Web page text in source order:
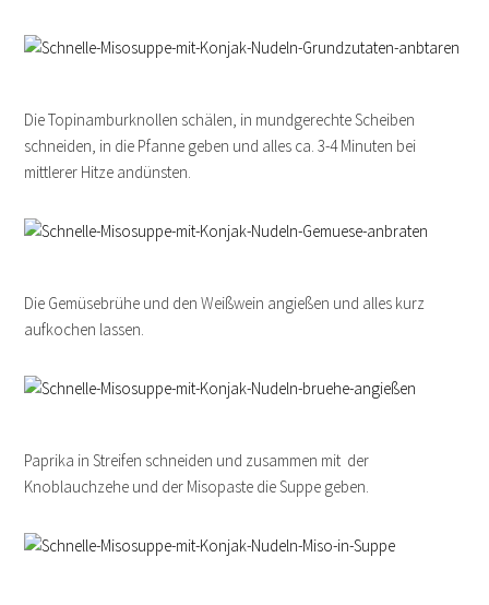
Die Topinamburknollen schälen, in mundgerechte Scheiben
schneiden, in die Pfanne geben und alles ca. 3-4 Minuten bei
mittlerer Hitze andünsten.
Die Gemüsebrühe und den Weißwein angießen und alles kurz
aufkochen lassen.
Paprika in Streifen schneiden und zusammen mit der
Knoblauchzehe und der Misopaste die Suppe geben.